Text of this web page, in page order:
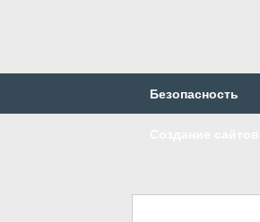
Безопасность